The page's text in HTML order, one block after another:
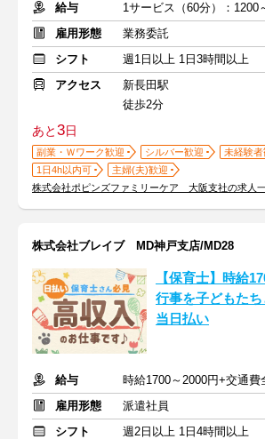
給与
雇用形態
業務委託
シフト
週1日以上 1日3時間以上
アクセス
新長田駅
徒歩2分
あと3日
副業・Ｗワーク歓迎 シルバー歓迎
未経験者
1日4h以内可
主婦(夫)歓迎
株式会社ポピンズファミリーケア 大阪支社の求人
株式会社ブレイブ MD神戸支店/MD28
【保育士】時給
行事を子どもた
当日払い
給与
時給1700～2000円+交通費
雇用形態
派遣社員
シフト
週2日以上 1日4時間以上